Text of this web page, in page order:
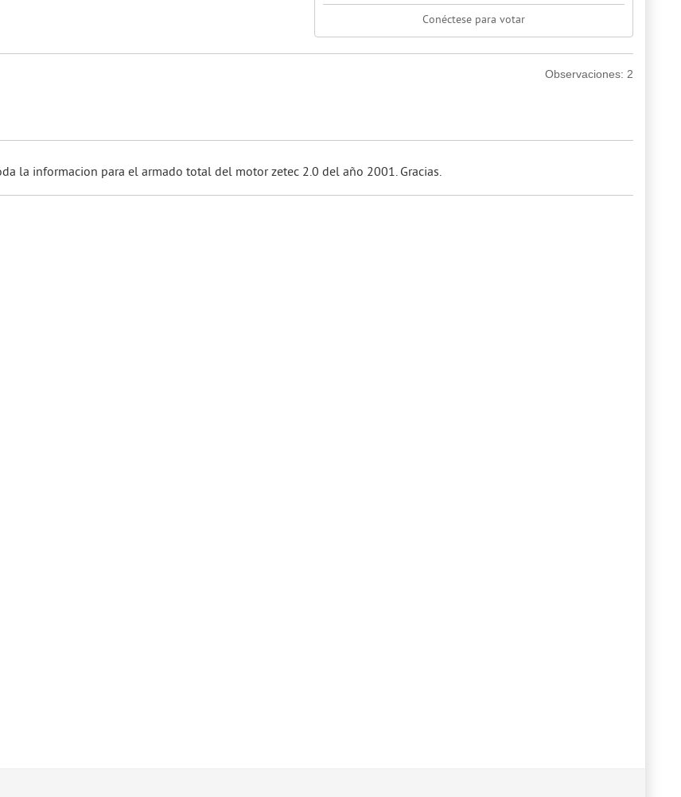
Conéctese para votar
Observaciones: 2
la informacion para el armado total del motor zetec 2.0 del año 2001. Gracias.